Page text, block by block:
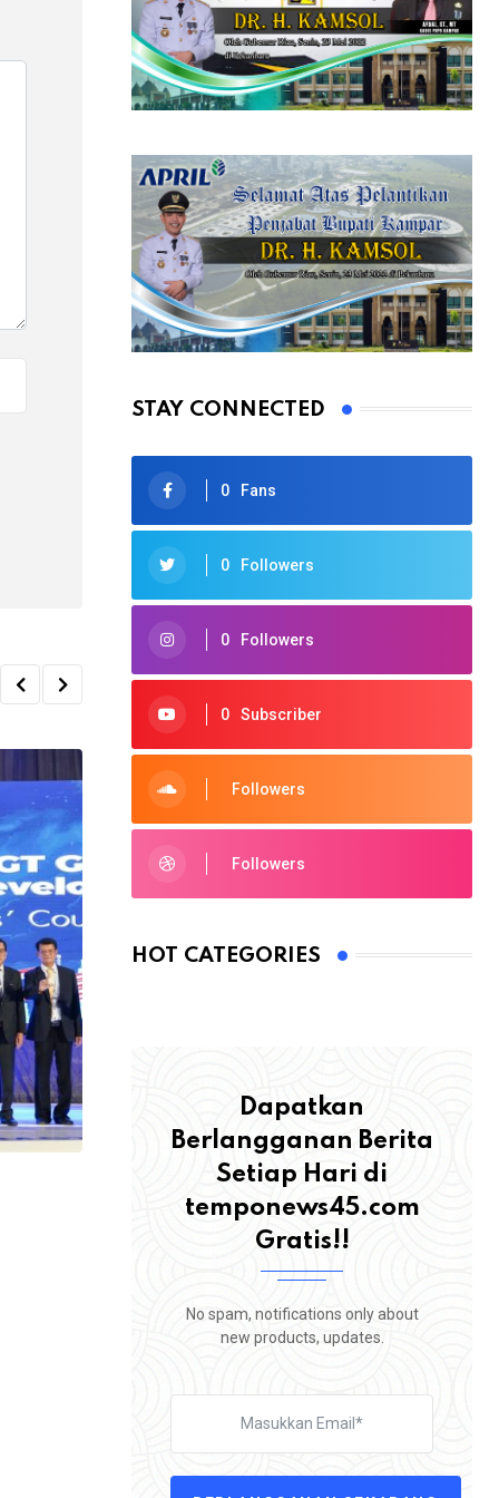
ROHUL
Tuntut Perbaikan Jalan Sontang–Duri,
STAY CONNECTED
0 Fans
0 Followers
0 Followers
0 Subscriber
Followers
Followers
HOT CATEGORIES
Dapatkan
Berlangganan Berita
Setiap Hari di
temponews45.com
Gratis!!
No spam, notifications only about
new products, updates.